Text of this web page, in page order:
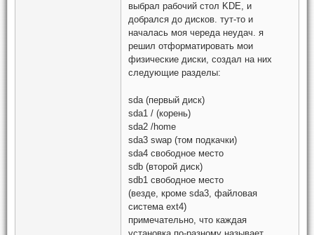
выбрал рабочий стол KDE, и
добрался до дисков. тут-то и
началась моя череда неудач. я
решил отформатировать мои
физические диски, создал на них
следующие разделы:
sda (первый диск)
sda1 / (корень)
sda2 /home
sda3 swap (том подкачки)
sda4 свободное место
sdb (второй диск)
sdb1 свободное место
(везде, кроме sda3, файловая
система ext4)
примечательно, что каждая
установка по-разному называет